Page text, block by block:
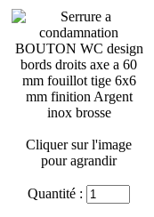
Cliquer sur l'image
pour agrandir
Quantité :